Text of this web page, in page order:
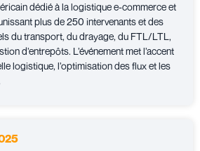
dédié à la logistique e-commerce et
plus de 250 intervenants et des
du transport, du drayage, du FTL/LTL,
d’entrepôts. L’événement met l’accent
logistique, l’optimisation des flux et les